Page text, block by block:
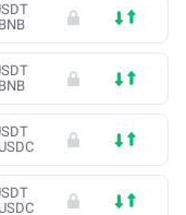
BNB
BNB
USDC
USDC